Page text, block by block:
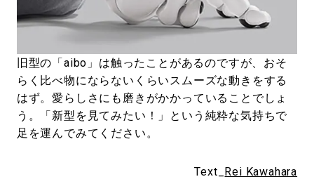
旧型の「aibo」は触ったことがあるのですが、おそ
らく比べ物にならないくらいスムーズな動きをする
はず。愛らしさにも磨きがかかっていることでしょ
う。「新型を見てみたい！」という純粋な気持ちで
足を運んでみてください。
Text_ Rei Kawahara